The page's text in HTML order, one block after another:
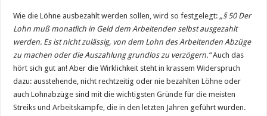
Wie die Löhne ausbezahlt werden sollen, wird so festgelegt: „§ 50 Der
Lohn muß monatlich in Geld dem ­Arbeitenden selbst ausgezahlt
werden. Es ist nicht zulässig, von dem Lohn des Arbeitenden Abzüge
zu machen oder die Auszahlung grundlos zu verzögern.“Auch das
hört sich gut an! Aber die Wirklichkeit steht in krassem Widerspruch
dazu: ausstehende, nicht rechtzeitig oder nie bezahlten Löhne oder
auch Lohnabzüge sind mit die wichtigsten Gründe für die meisten
Streiks und Arbeitskämpfe, die in den letzten Jahren geführt wurden.